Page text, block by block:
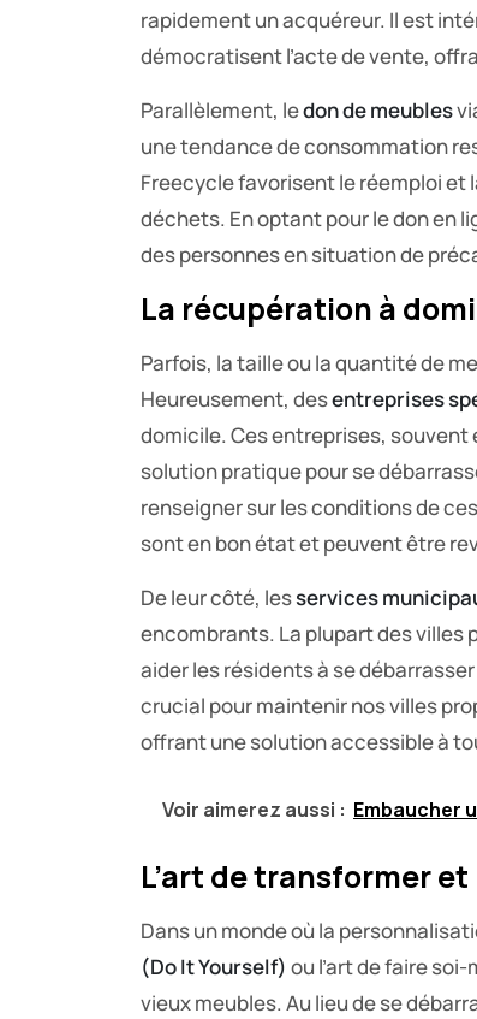
rapidement un acquéreur. Il est
démocratisent l’acte de vente,
Parallèlement, ledon de meubles
une tendance de consommation
Freecycle favorisent le réemploi et
déchets. En optant pour le don en
des personnes en situation de
La récupération à
Parfois, la taille ou la quantité de
Heureusement, desentreprises
domicile. Ces entreprises,
solution pratique pour se
renseigner sur les conditions de
sont en bon état et peuvent être
De leur côté, lesservices
encombrants. La plupart des villes
aider les résidents à se
crucial pour maintenir nos villes
offrant une solution accessible à
Voir aimerez aussi : Embaucher
L’art de transformer
Dans un monde où la
(Do It Yourself) ou l’art de faire
vieux meubles. Au lieu de se